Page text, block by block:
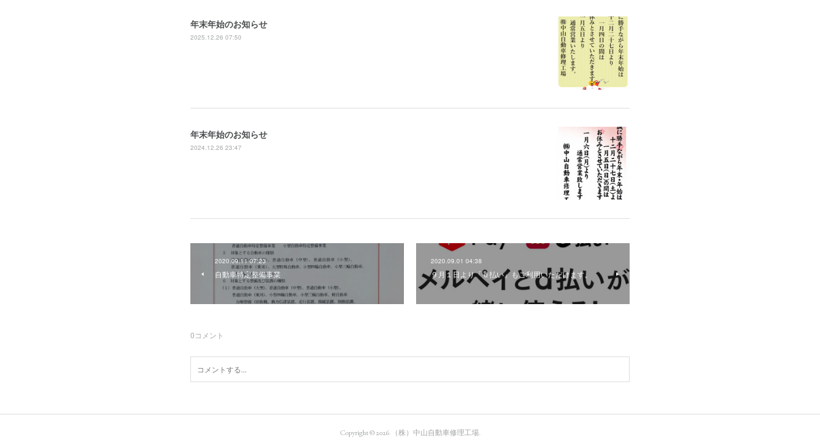
年末年始のお知らせ
2025.12.26 07:50
年末年始のお知らせ
2024.12.26 23:47
2020.09.11 07:23
自動車特定整備事業
2020.09.01 04:38
９月１日より「ｄ払い」もご利用いただけます。
0コメント
Copyright ©2026 （株）中山自動車修理工場.